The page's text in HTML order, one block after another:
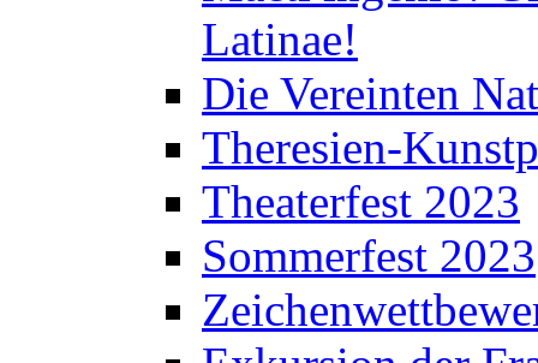
Latinae!
Die Vereinten
Theresien-
Theaterfest 2023
Sommerfest 2023